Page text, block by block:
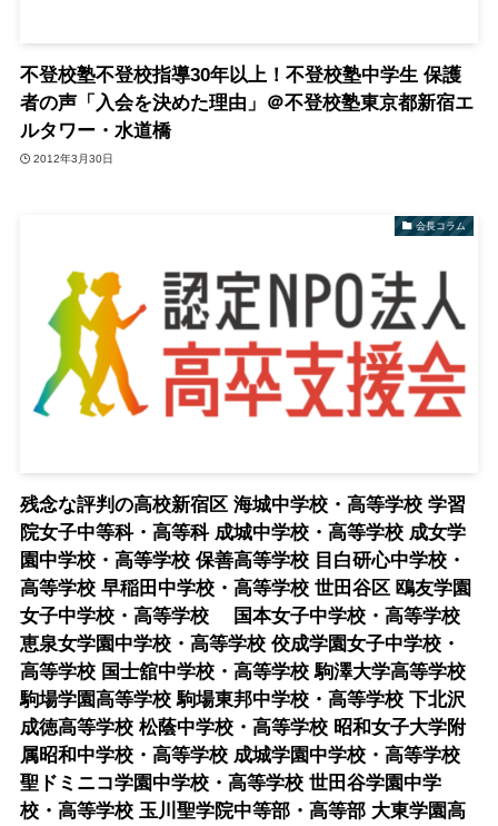
不登校塾不登校指導30年以上！不登校塾中学生 保護
者の声「入会を決めた理由」＠不登校塾東京都新宿エ
ルタワー・水道橋
2012年3月30日
会長コラム
残念な評判の高校新宿区 海城中学校・高等学校 学習
院女子中等科・高等科 成城中学校・高等学校 成女学
園中学校・高等学校 保善高等学校 目白研心中学校・
高等学校 早稲田中学校・高等学校 世田谷区 鴎友学園
女子中学校・高等学校 国本女子中学校・高等学校
恵泉女学園中学校・高等学校 佼成学園女子中学校・
高等学校 国士舘中学校・高等学校 駒澤大学高等学校
駒場学園高等学校 駒場東邦中学校・高等学校 下北沢
成徳高等学校 松蔭中学校・高等学校 昭和女子大学附
属昭和中学校・高等学校 成城学園中学校・高等学校
聖ドミニコ学園中学校・高等学校 世田谷学園中学
校・高等学校 玉川聖学院中等部・高等部 大東学園高